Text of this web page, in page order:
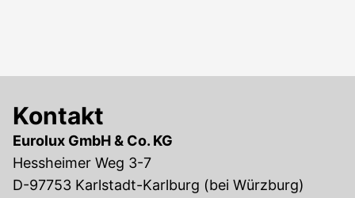
Kontakt
Eurolux GmbH & Co. KG
Hessheimer Weg 3-7
D-97753 Karlstadt-Karlburg (bei Würzburg)